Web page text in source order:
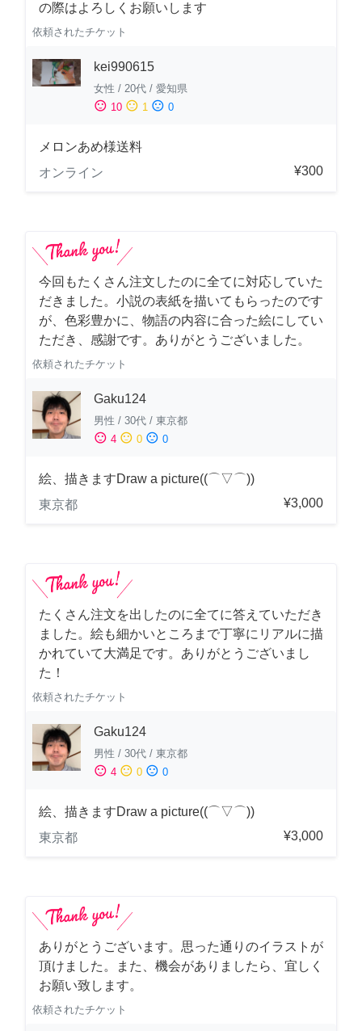
の際はよろしくお願いします
依頼されたチケット
kei990615
女性 / 20代 / 愛知県
sentiment_satisfied 10 sentiment_neutral 1 sentiment_dissatisfied 0
メロンあめ様送料
オンライン
¥300
今回もたくさん注文したのに全てに対応していた
だきました。小説の表紙を描いてもらったのです
が、色彩豊かに、物語の内容に合った絵にしてい
ただき、感謝です。ありがとうございました。
依頼されたチケット
Gaku124
男性 / 30代 / 東京都
sentiment_satisfied 4 sentiment_neutral 0 sentiment_dissatisfied 0
絵、描きますDraw a picture((⌒▽⌒))
東京都
¥3,000
たくさん注文を出したのに全てに答えていただき
ました。絵も細かいところまで丁寧にリアルに描
かれていて大満足です。ありがとうございまし
た！
依頼されたチケット
Gaku124
男性 / 30代 / 東京都
sentiment_satisfied 4 sentiment_neutral 0 sentiment_dissatisfied 0
絵、描きますDraw a picture((⌒▽⌒))
東京都
¥3,000
ありがとうございます。思った通りのイラストが
頂けました。また、機会がありましたら、宜しく
お願い致します。
依頼されたチケット